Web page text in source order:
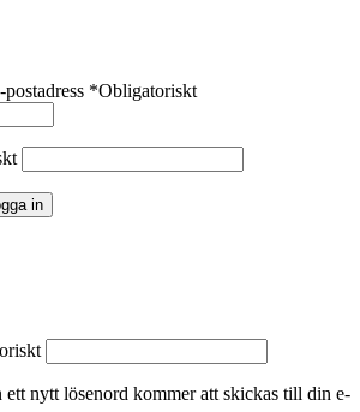
*Obligatoriskt
in
nytt lösenord kommer att skickas till din e-